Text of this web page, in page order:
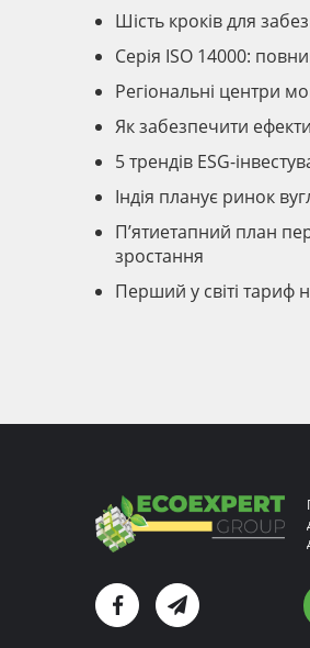
Шість кроків для
Серія ISO 14000:
Регіональні центри
Як забезпечити
5 трендів ESG-
Індія планує ринок
П’ятиетапний план
зростання
Перший у світі тариф